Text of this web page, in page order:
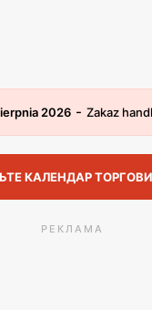
2026 - Zakaz
КАЛЕНДАР
РЕКЛАМА